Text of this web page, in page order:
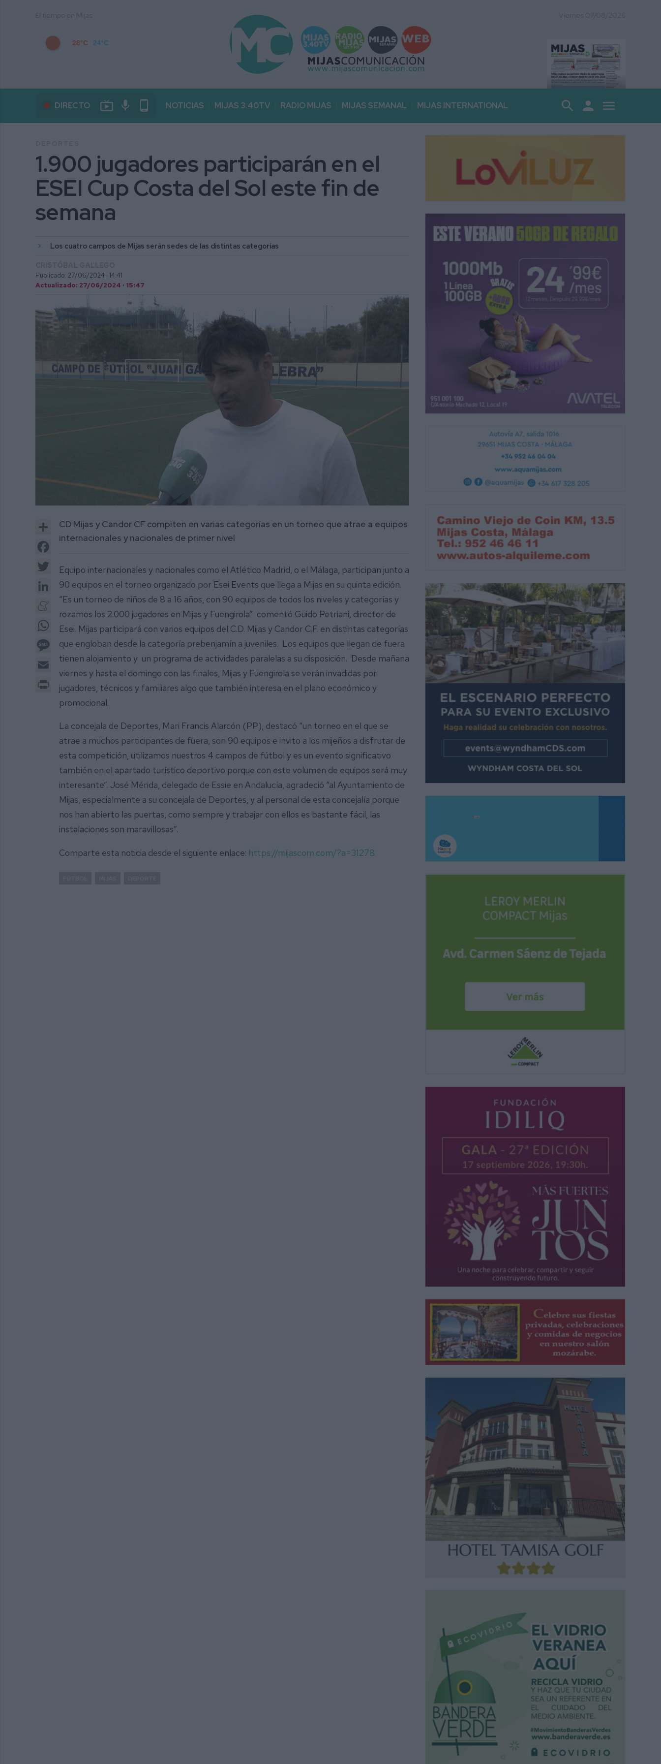
28°C 24°C
DIRECTO live_tv mic phone_android NOTICIAS MIJAS 3.40TV RADIO MIJAS MIJAS SEMANAL MIJAS INTERNATIONAL search person menu
1.900 jugadores participarán en el
ESEI Cup Costa del Sol este fin de
semana
Los cuatro campos de Mijas serán sedes de las distintas categorías
Publicado: 27/06/2024 · 14:41
Actualizado: 27/06/2024 · 15:47
2
minutes,
14
seconds
Share
Facebook
LinkedIn
Meneame
Message
Email
CD Mijas y Candor CF compiten en varias categorías en un torneo que atrae a equipos
internacionales y nacionales de primer nivel
Equipo internacionales y nacionales como el Atlético Madrid, o el Málaga, participan junto a
90 equipos en el torneo organizado por Esei Events que llega a Mijas en su quinta edición.
“Es un torneo de niños de 8 a 16 años, con 90 equipos de todos los niveles y categorías y
rozamos los 2.000 jugadores en Mijas y Fuengirola” comentó Guido Petriani, director de
Esei. Mijas participará con varios equipos del C.D. Mijas y Candor C.F. en distintas categorías
que engloban desde la categoría prebenjamín a juveniles. Los equipos que llegan de fuera
tienen alojamiento y un programa de actividades paralelas a su disposición. Desde mañana
viernes y hasta el domingo con las finales, Mijas y Fuengirola se verán invadidas por
jugadores, técnicos y familiares algo que también interesa en el plano económico y
promocional.
La concejala de Deportes, Mari Francis Alarcón (PP), destacó “un torneo en el que se
atrae a muchos participantes de fuera, son 90 equipos e invito a los mijeños a disfrutar de
esta competición, utilizamos nuestros 4 campos de fútbol y es un evento significativo
también en el apartado turístico deportivo porque con este volumen de equipos será muy
interesante”. José Mérida, delegado de Essie en Andalucía, agradeció “al Ayuntamiento de
Mijas, especialmente a su concejala de Deportes, y al personal de esta concejalía porque
nos han abierto las puertas, como siempre y trabajar con ellos es bastante fácil, las
instalaciones son maravillosas”.
Comparte esta noticia desde el siguiente enlace: https://mijascom.com/?a=31278